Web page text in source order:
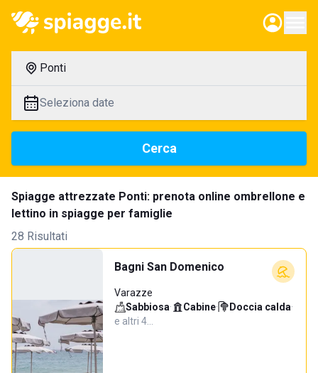
Ponti
Seleziona date
Cerca
Spiagge attrezzate Ponti: prenota online ombrellone e
lettino in spiagge per famiglie
28 Risultati
Bagni San Domenico
Varazze
Sabbiosa· Cabine· Doccia calda·
e altri 4…